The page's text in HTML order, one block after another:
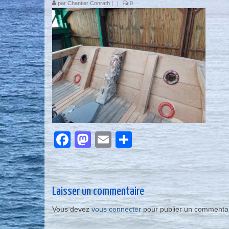
par Chantier Conrath | | 0
Facebook
Mastodon
EmailPartager
Laisser un commentaire
Vous devez vous connecter pour publier un